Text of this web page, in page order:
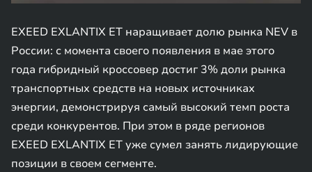
EXEED EXLANTIX ET наращивает долю рынка NEV в
России: с момента своего появления в мае этого
года гибридный кроссовер достиг 3% доли рынка
транспортных средств на новых источниках
энергии, демонстрируя самый высокий темп роста
среди конкурентов. При этом в ряде регионов
EXEED EXLANTIX ET уже сумел занять лидирующие
позиции в своем сегменте.